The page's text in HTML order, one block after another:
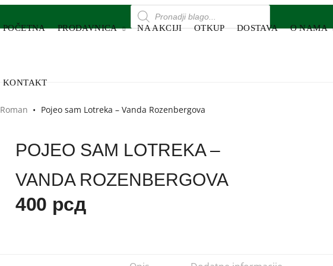
POČETNA PRODAVNICA NA AKCIJI OTKUP DOSTAVA O NAMA
KONTAKT
Roman • Pojeo sam Lotreka – Vanda Rozenbergova
POJEO SAM LOTREKA –
VANDA ROZENBERGOVA
400 рсд